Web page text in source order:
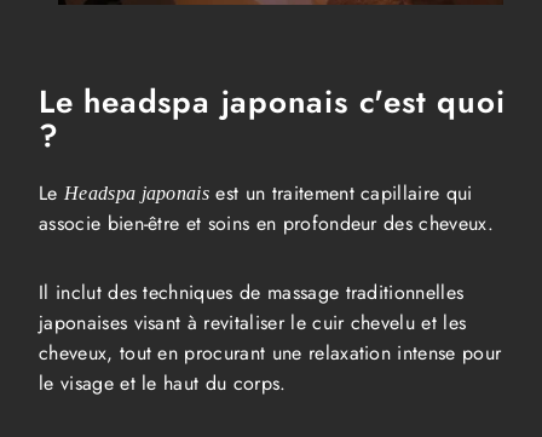
Le headspa japonais c'est quoi
?
Le Headspa japonais est un traitement capillaire qui
associe bien-être et soins en profondeur des cheveux.
Il inclut des techniques de massage traditionnelles
japonaises visant à revitaliser le cuir chevelu et les
cheveux, tout en procurant une relaxation intense pour
le visage et le haut du corps.